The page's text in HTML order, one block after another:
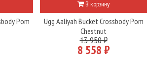
Pom
В корзину
Ugg Aaliyah Bucket Crossbody Pom
Chestnut
13 950 ₽
8 558 ₽